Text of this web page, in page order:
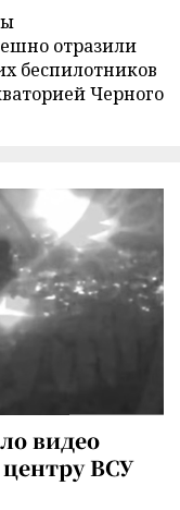
отразили
беспилотников
Черного
видео
ВСУ